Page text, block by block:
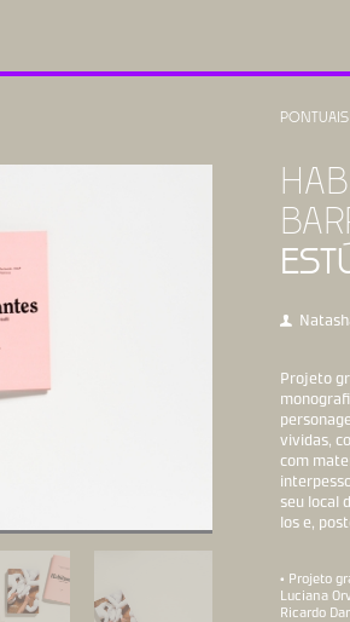
PONTUAIS
Projeto
vividas,
com
seu local
los e,
• Projeto
Luciana
Ricardo